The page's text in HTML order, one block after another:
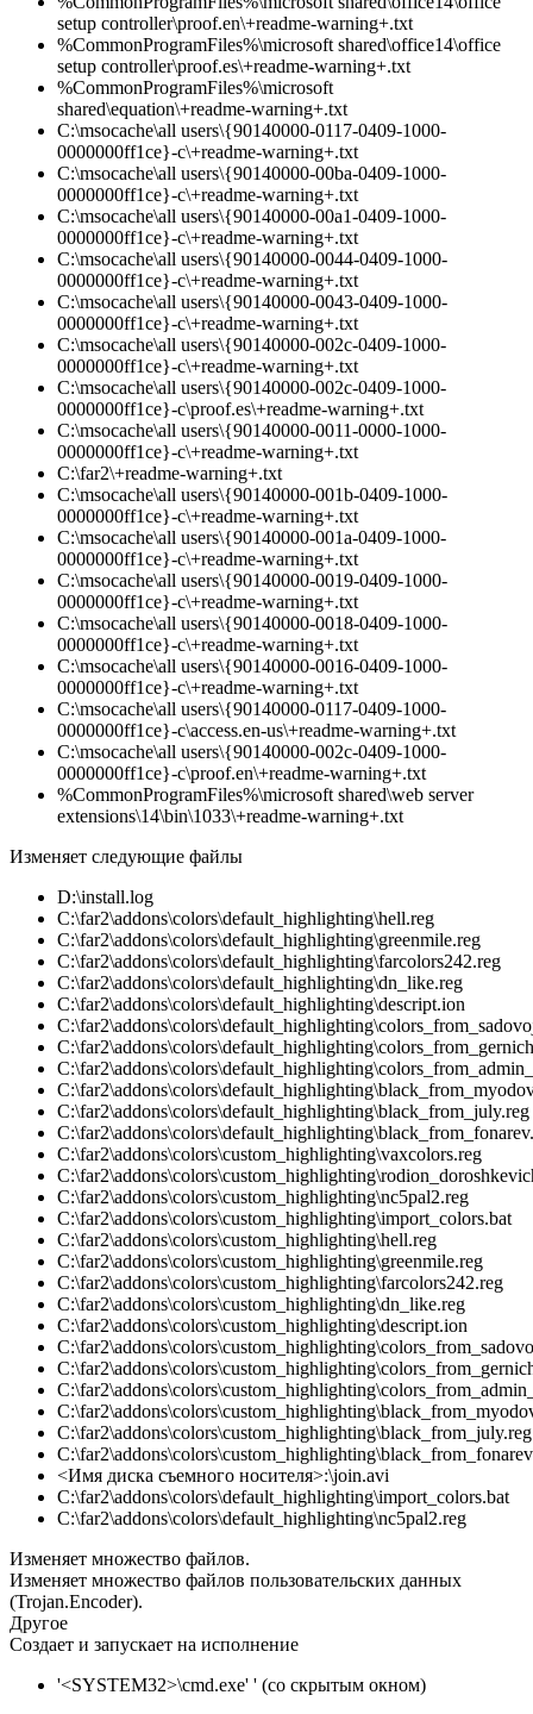
setup controller\proof.en\+readme-warning+.txt
%CommonProgramFiles%\microsoft shared\office14\office
setup controller\proof.es\+readme-warning+.txt
%CommonProgramFiles%\microsoft
shared\equation\+readme-warning+.txt
C:\msocache\all users\{90140000-0117-0409-1000-
0000000ff1ce}-c\+readme-warning+.txt
C:\msocache\all users\{90140000-00ba-0409-1000-
0000000ff1ce}-c\+readme-warning+.txt
C:\msocache\all users\{90140000-00a1-0409-1000-
0000000ff1ce}-c\+readme-warning+.txt
C:\msocache\all users\{90140000-0044-0409-1000-
0000000ff1ce}-c\+readme-warning+.txt
C:\msocache\all users\{90140000-0043-0409-1000-
0000000ff1ce}-c\+readme-warning+.txt
C:\msocache\all users\{90140000-002c-0409-1000-
0000000ff1ce}-c\+readme-warning+.txt
C:\msocache\all users\{90140000-002c-0409-1000-
0000000ff1ce}-c\proof.es\+readme-warning+.txt
C:\msocache\all users\{90140000-0011-0000-1000-
0000000ff1ce}-c\+readme-warning+.txt
C:\far2\+readme-warning+.txt
C:\msocache\all users\{90140000-001b-0409-1000-
0000000ff1ce}-c\+readme-warning+.txt
C:\msocache\all users\{90140000-001a-0409-1000-
0000000ff1ce}-c\+readme-warning+.txt
C:\msocache\all users\{90140000-0019-0409-1000-
0000000ff1ce}-c\+readme-warning+.txt
C:\msocache\all users\{90140000-0018-0409-1000-
0000000ff1ce}-c\+readme-warning+.txt
C:\msocache\all users\{90140000-0016-0409-1000-
0000000ff1ce}-c\+readme-warning+.txt
C:\msocache\all users\{90140000-0117-0409-1000-
0000000ff1ce}-c\access.en-us\+readme-warning+.txt
C:\msocache\all users\{90140000-002c-0409-1000-
0000000ff1ce}-c\proof.en\+readme-warning+.txt
%CommonProgramFiles%\microsoft shared\web server
extensions\14\bin\1033\+readme-warning+.txt
Изменяет следующие файлы
D:\install.log
C:\far2\addons\colors\default_highlighting\hell.reg
C:\far2\addons\colors\default_highlighting\greenmile.reg
C:\far2\addons\colors\default_highlighting\farcolors242.reg
C:\far2\addons\colors\default_highlighting\dn_like.reg
C:\far2\addons\colors\default_highlighting\descript.ion
C:\far2\addons\colors\default_highlighting\black_from_july.reg
C:\far2\addons\colors\custom_highlighting\vaxcolors.reg
C:\far2\addons\colors\custom_highlighting\nc5pal2.reg
C:\far2\addons\colors\custom_highlighting\import_colors.bat
C:\far2\addons\colors\custom_highlighting\hell.reg
C:\far2\addons\colors\custom_highlighting\greenmile.reg
C:\far2\addons\colors\custom_highlighting\farcolors242.reg
C:\far2\addons\colors\custom_highlighting\dn_like.reg
C:\far2\addons\colors\custom_highlighting\descript.ion
C:\far2\addons\colors\custom_highlighting\black_from_july.reg
<Имя диска съемного носителя>:\join.avi
C:\far2\addons\colors\default_highlighting\import_colors.bat
C:\far2\addons\colors\default_highlighting\nc5pal2.reg
Изменяет множество файлов.
Изменяет множество файлов пользовательских данных
(Trojan.Encoder).
Другое
Создает и запускает на исполнение
'<SYSTEM32>\cmd.exe' ' (со скрытым окном)